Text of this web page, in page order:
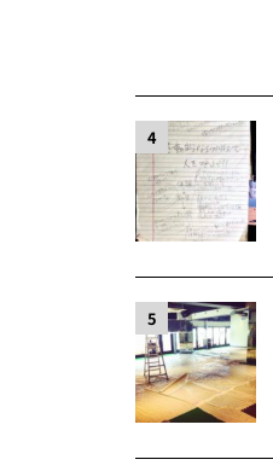
4
5